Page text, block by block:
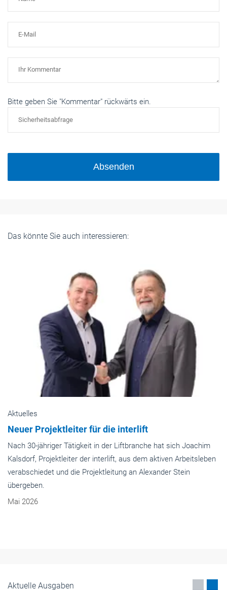
Bitte geben Sie "Kommentar" rückwärts ein.
Absenden
Das könnte Sie auch interessieren:
Aktuelles
Neuer Projektleiter für die interlift
Nach 30-jähriger Tätigkeit in der Liftbranche hat sich Joachim
Kalsdorf, Projektleiter der interlift, aus dem aktiven Arbeitsleben
verabschiedet und die Projektleitung an Alexander Stein
übergeben.
Mai 2026
Aktuelle Ausgaben